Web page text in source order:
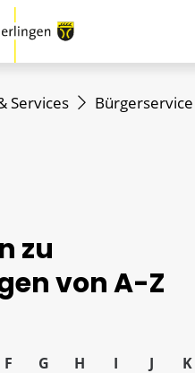
Services Bürgerservice
zu
von A-Z
F G H I J
K